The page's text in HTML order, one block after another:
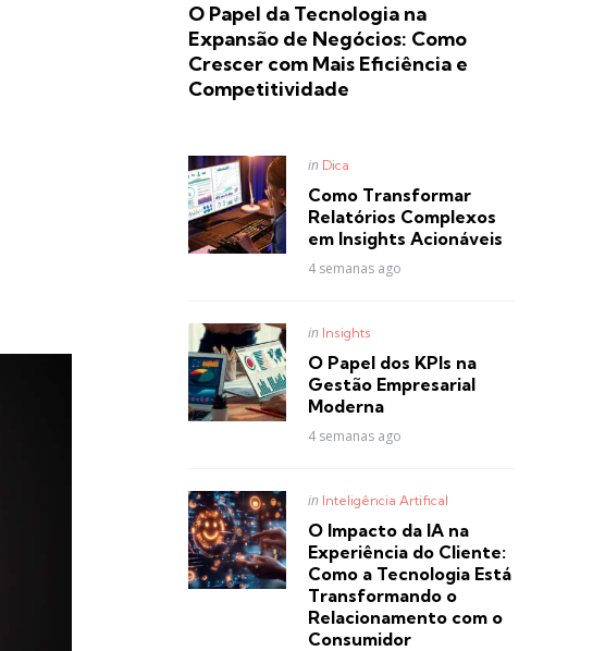
O Papel da Tecnologia na
Expansão de Negócios: Como
Crescer com Mais Eficiência e
Competitividade
Posted
in Dica
Como Transformar
Relatórios Complexos
em Insights Acionáveis
4 semanas ago
Posted
in Insights
O Papel dos KPIs na
Gestão Empresarial
Moderna
4 semanas ago
Posted
in Inteligência Artifical
O Impacto da IA na
Experiência do Cliente:
Como a Tecnologia Está
Transformando o
Relacionamento com o
Consumidor